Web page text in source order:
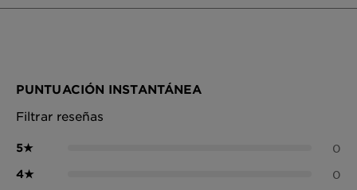
PUNTUACIÓN INSTANTÁNEA
Filtrar reseñas
5★ 0
4★ 0